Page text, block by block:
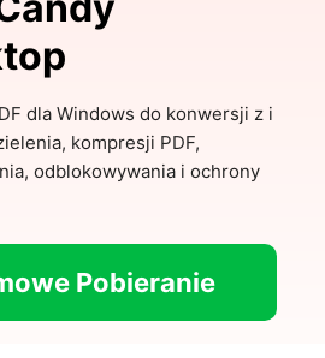
dla Windows do konwersji z i
kompresji PDF,
odblokowywania i ochrony
Pobieranie